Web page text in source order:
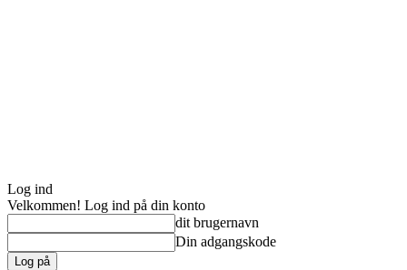
Log ind
Velkommen! Log ind på din konto
dit brugernavn
Din adgangskode